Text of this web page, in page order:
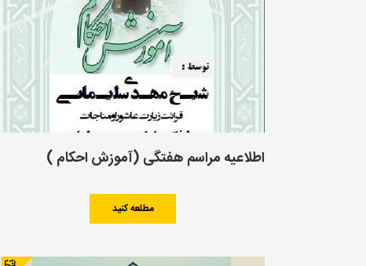
اطلاعیه مراسم هفتگی (آموزش احکام )
مطلعه کنید